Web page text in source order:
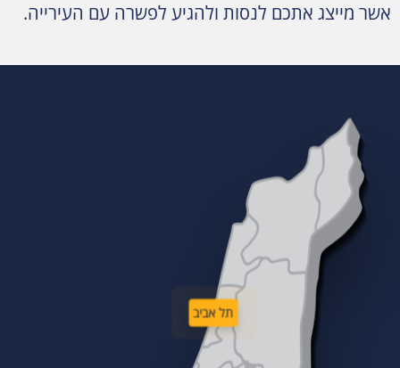
אשר מייצג אתכם לנסות ולהגיע לפשרה עם העירייה.
תל אביב